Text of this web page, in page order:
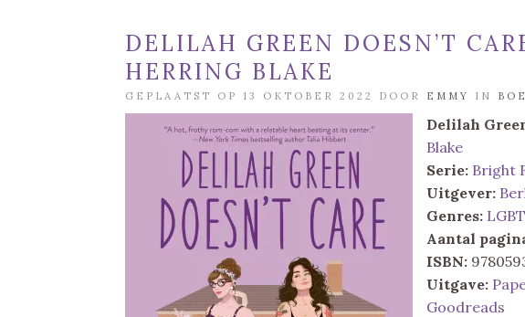
DELILAH GREEN DOESN’T
HERRING BLAKE
GEPLAATST OP 13 OKTOBER 2022 DOOR EMMY IN
Delilah
Blake
Serie: Bright
Uitgever:
Genres:
Aantal
ISBN:
Uitgave:
Goodreads